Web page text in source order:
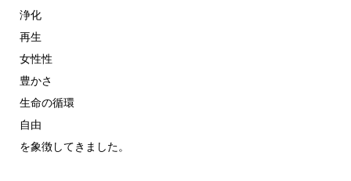
浄化
再生
女性性
豊かさ
生命の循環
自由
を象徴してきました。